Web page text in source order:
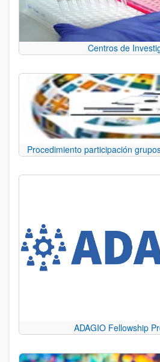
Centros de
Procedimiento participación
ADAGIO Fellowship